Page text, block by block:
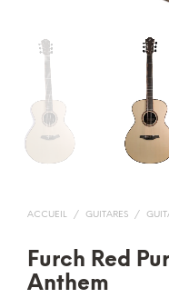
ACCUEIL / GUITARES /
Furch Red
Anthem